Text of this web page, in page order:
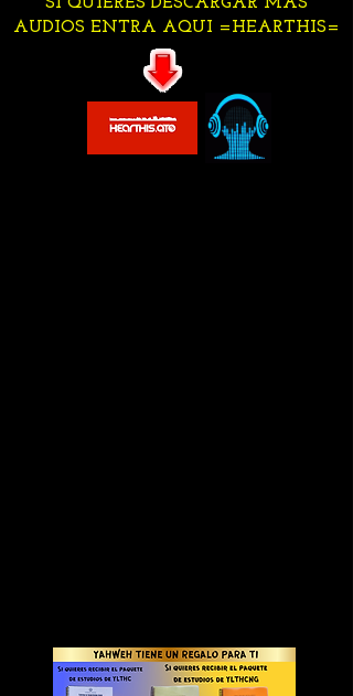
AUDIOS ENTRA AQUI =HEARTHIS=